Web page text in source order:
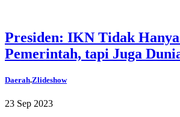
Presiden: IKN Tidak
Pemerintah, tapi Juga
Daerah.Zlideshow
23 Sep 2023